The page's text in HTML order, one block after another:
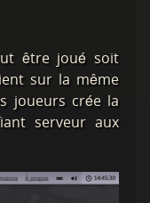
être joué soit
sur la même
joueurs crée la
serveur aux